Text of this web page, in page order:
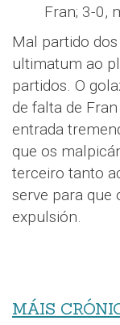
Fran; 3-0,
Mal partido
ultimatum ao
partidos. O
de falta de
entrada
que os
terceiro tanto
serve para que
expulsión.
MÁIS